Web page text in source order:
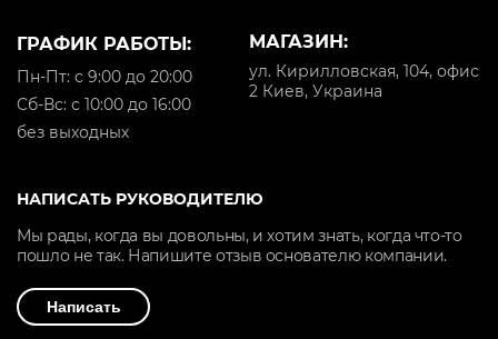
МАГАЗИН:
ул. Кирилловская, 104, офис
2 Киев, Украина
ГРАФИК РАБОТЫ:
Пн-Пт: с 9:00 до 20:00
Cб-Вс: с 10:00 до 16:00
без выходных
НАПИСАТЬ РУКОВОДИТЕЛЮ
Мы рады, когда вы довольны, и хотим знать, когда что-то
пошло не так. Напишите отзыв основателю компании.
Написать